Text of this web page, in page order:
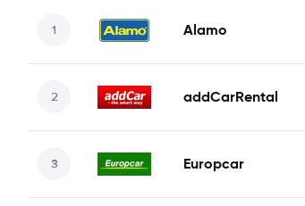
Alamo
addCarRental
Europcar